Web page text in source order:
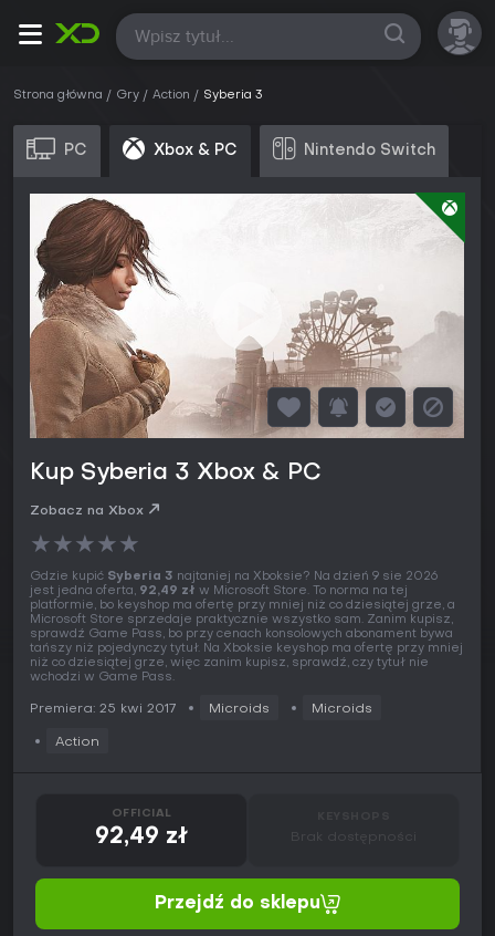
Wszystkie
Strona główna Gry Action Syberia 3
PC Xbox & PC Nintendo Switch
Kup Syberia 3 Xbox & PC
Zobacz na Xbox
★★★★★
Gdzie kupić Syberia 3 najtaniej na Xboksie? Na dzień 9 sie 2026
jest jedna oferta, 92,49 zł w Microsoft Store. To norma na tej
platformie, bo keyshop ma ofertę przy mniej niż co dziesiątej grze, a
Microsoft Store sprzedaje praktycznie wszystko sam. Zanim kupisz,
sprawdź Game Pass, bo przy cenach konsolowych abonament bywa
tańszy niż pojedynczy tytuł. Na Xboksie keyshop ma ofertę przy mniej
niż co dziesiątej grze, więc zanim kupisz, sprawdź, czy tytuł nie
wchodzi w Game Pass.
Premiera: 25 kwi 2017 Microids Microids
Action
OFFICIAL
92,49 zł Brak dostępności
Przejdź do sklepu